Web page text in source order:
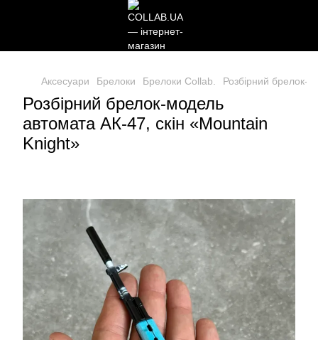
Аксесуари Брелоки Брелоки Collab. Розбірний брелок-
Розбірний брелок-модель
автомата АК-47, скін «Mountain
Knight»